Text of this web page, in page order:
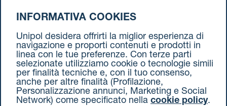
INFORMATIVA COOKIES
Unipol desidera offrirti la miglior esperienza di
navigazione e proporti contenuti e prodotti in
linea con le tue preferenze. Con terze parti
selezionate utilizziamo cookie o tecnologie simili
per finalità tecniche e, con il tuo consenso,
anche per altre finalità (Profilazione,
Personalizzazione annunci, Marketing e Social
Network) come specificato nella cookie policy.